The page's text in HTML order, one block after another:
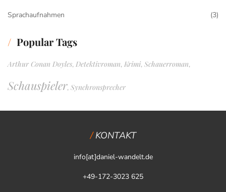
Sprachaufnahmen (3)
Popular Tags
Arthur Conan Doyles, Detektivroman, Krimi, Schauerroman,
Schauspieler, Synchronsprecher
KONTAKT
info[at]daniel-wandelt.de
+49-172-3023 625